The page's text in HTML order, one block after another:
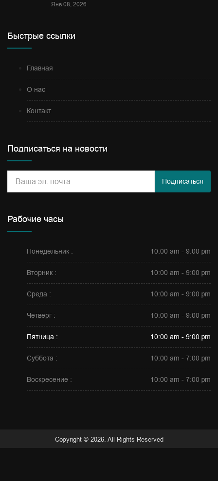
Янв 08, 2026
Быстрые ссылки
Главная
О нас
Контакт
Подписаться на новости
Подписаться
Рабочие часы
Понедельник : 10:00 am - 9:00 pm
Вторник : 10:00 am - 9:00 pm
Среда : 10:00 am - 9:00 pm
Четверг : 10:00 am - 9:00 pm
Пятница : 10:00 am - 9:00 pm
Суббота : 10:00 am - 7:00 pm
Воскресение : 10:00 am - 7:00 pm
Copyright © 2026. All Rights Reserved